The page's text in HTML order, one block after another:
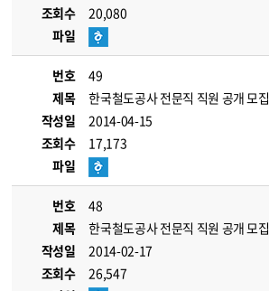
조회수
20,080
파일
번호
49
제목
한국철도공사 전문직 직원 공개 모집
작성일
2014-04-15
조회수
17,173
파일
번호
48
제목
한국철도공사 전문직 직원 공개 모집
작성일
2014-02-17
조회수
26,547